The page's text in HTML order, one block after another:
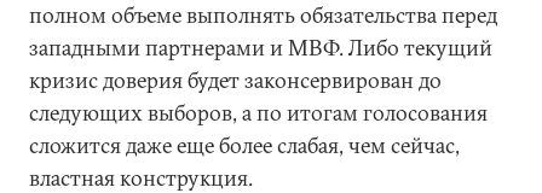
полном объеме выполнять обязательства перед
западными партнерами и МВФ. Либо текущий
кризис доверия будет законсервирован до
следующих выборов, а по итогам голосования
сложится даже еще более слабая, чем сейчас,
властная конструкция.